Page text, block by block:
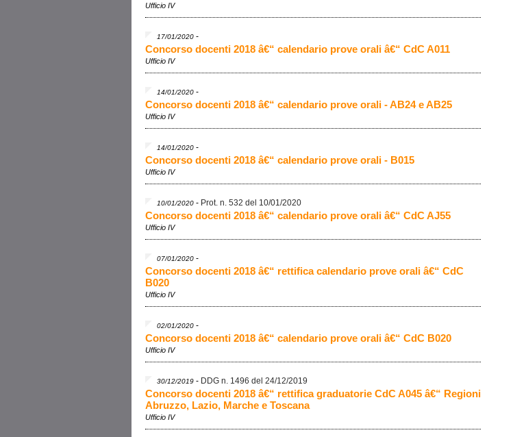
Ufficio IV
17/01/2020 -
Concorso docenti 2018 â€“ calendario prove orali â€“ CdC A011
Ufficio IV
14/01/2020 -
Concorso docenti 2018 â€“ calendario prove orali - AB24 e AB25
Ufficio IV
14/01/2020 -
Concorso docenti 2018 â€“ calendario prove orali - B015
Ufficio IV
10/01/2020 - Prot. n. 532 del 10/01/2020
Concorso docenti 2018 â€“ calendario prove orali â€“ CdC AJ55
Ufficio IV
07/01/2020 -
Concorso docenti 2018 â€“ rettifica calendario prove orali â€“ CdC
B020
Ufficio IV
02/01/2020 -
Concorso docenti 2018 â€“ calendario prove orali â€“ CdC B020
Ufficio IV
30/12/2019 - DDG n. 1496 del 24/12/2019
Concorso docenti 2018 â€“ rettifica graduatorie CdC A045 â€“ Regioni
Abruzzo, Lazio, Marche e Toscana
Ufficio IV